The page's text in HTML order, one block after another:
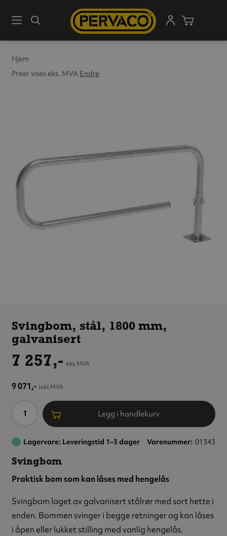
MenySøk
Hjem
Priser vises eks. MVA Endre
1800 mm,
galvanisert
Svingbom, stål, 1800 mm,
galvanisert
7 257,- eks.MVA
9 071,- inkl.MVA
Antall Legg i handlekurv
Lagervare: Leveringstid 1–3 dager Varenummer 01343
Svingbom
Praktisk bom som kan låses med hengelås
Svingbom laget av galvanisert stålrør med sort hette i
enden. Bommen svinger i begge retninger og kan låses
i åpen eller lukket stilling med vanlig hengelås.